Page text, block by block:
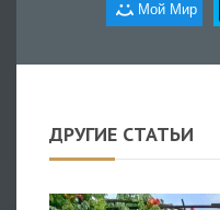
Мой Мир
ДРУГИЕ СТАТЬИ